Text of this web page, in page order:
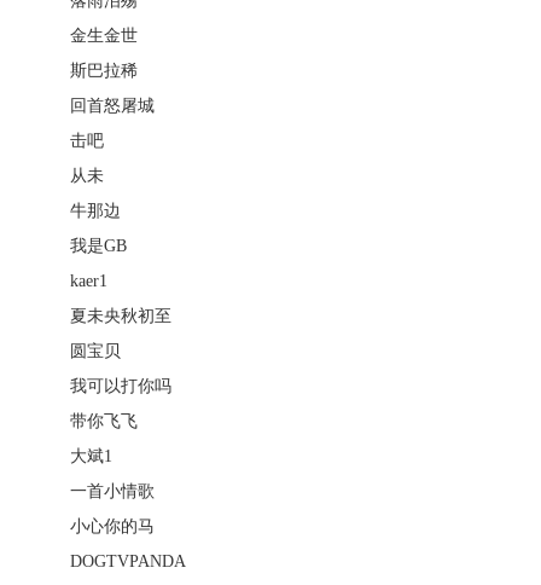
金生金世
斯巴拉稀
回首怒屠城
击吧
从未
牛那边
我是GB
kaer1
夏未央秋初至
圆宝贝
我可以打你吗
带你飞飞
大斌1
一首小情歌
小心你的马
DOGTVPANDA